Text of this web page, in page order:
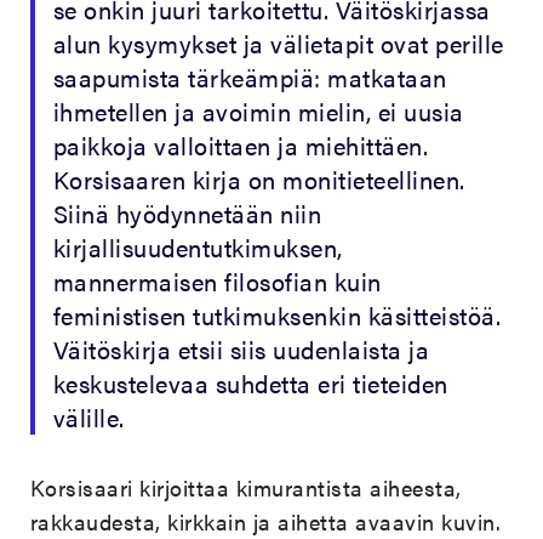
se onkin juuri tarkoitettu. Väitöskirjassa
alun kysymykset ja välietapit ovat perille
saapumista tärkeämpiä: matkataan
ihmetellen ja avoimin mielin, ei uusia
paikkoja valloittaen ja miehittäen.
Korsisaaren kirja on monitieteellinen.
Siinä hyödynnetään niin
kirjallisuudentutkimuksen,
mannermaisen filosofian kuin
feministisen tutkimuksenkin käsitteistöä.
Väitöskirja etsii siis uudenlaista ja
keskustelevaa suhdetta eri tieteiden
välille.
Korsisaari kirjoittaa kimurantista aiheesta,
rakkaudesta, kirkkain ja aihetta avaavin kuvin.